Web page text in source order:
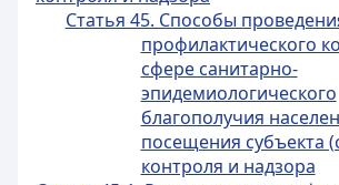
Статья 45. Способы
профилактического
сфере санитарно-
эпидемиологического
благополучия
посещения субъекта
контроля и надзора